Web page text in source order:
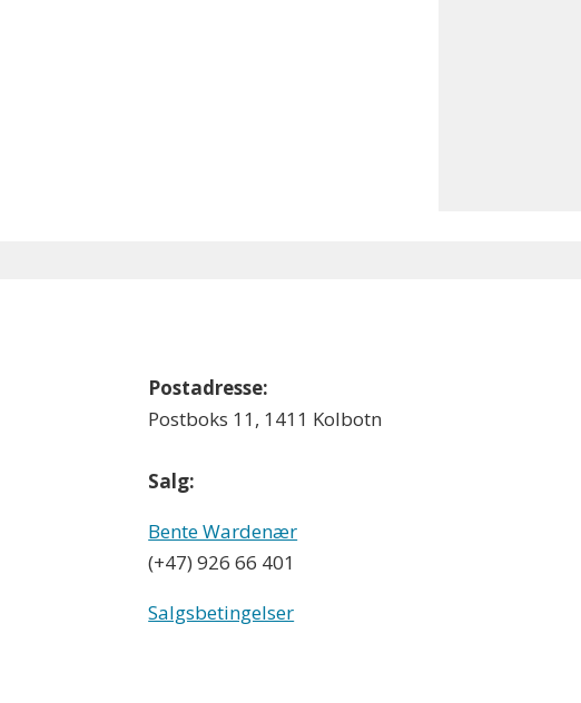
Postadresse:
Postboks 11, 1411 Kolbotn
Salg:
Bente Wardenær
(+47) 926 66 401
Salgsbetingelser